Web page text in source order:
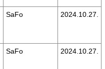
SaFo 2024.10.27.
SaFo 2024.10.27.